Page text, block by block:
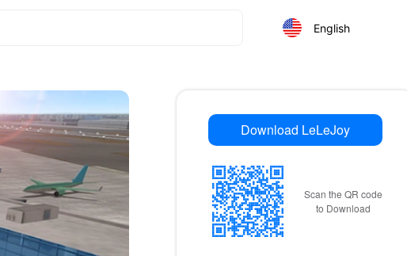
English
Download LeLeJoy
Scan the QR code
to Download